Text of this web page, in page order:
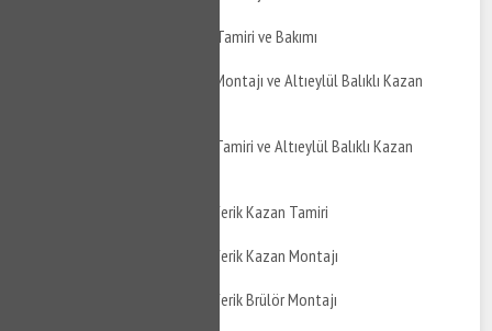
Altıeylül Balıklı Boyler Tamiri ve Bakımı
Altıeylül Balıklı Kazan Montajı ve Altıeylül Balıklı Kazan
Altıeylül Balıklı Kazan Tamiri ve Altıeylül Balıklı Kazan
Altıeylül Balıklı Atmosferik Kazan Tamiri
Altıeylül Balıklı Atmosferik Kazan Montajı
Altıeylül Balıklı Atmosferik Brülör Montajı